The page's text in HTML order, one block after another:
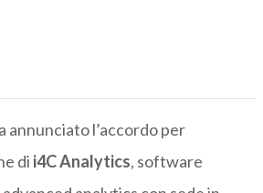
annunciato l’accordo per
di i4C Analytics, software